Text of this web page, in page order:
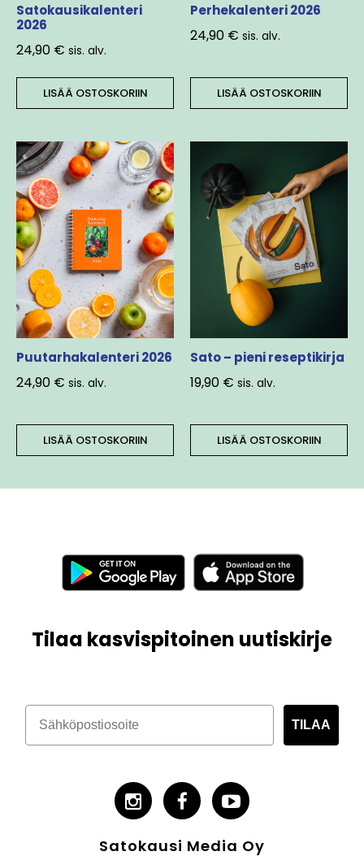
Satokausikalenteri
2026
24,90 € sis. alv.
LISÄÄ OSTOSKORIIN
Perhekalenteri 2026
24,90 € sis. alv.
LISÄÄ OSTOSKORIIN
Puutarhakalenteri 2026
24,90 € sis. alv.
LISÄÄ OSTOSKORIIN
Sato – pieni reseptikirja
19,90 € sis. alv.
LISÄÄ OSTOSKORIIN
Tilaa kasvispitoinen uutiskirje
TILAA
Satokausi Media Oy